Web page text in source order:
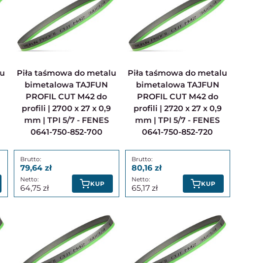
Piła taśmowa do metalu
bimetalowa TAJFUN
PROFIL CUT M42 do
profili | 2700 x 27 x 0,9
mm | TPI 5/7 - FENES
0641-750-852-700
79,64
64,75 KUP
Piła taśmowa do metalu
bimetalowa TAJFUN
PROFIL CUT M42 do
profili | 2720 x 27 x 0,9
mm | TPI 5/7 - FENES
0641-750-852-720
80,16
65,17 KUP